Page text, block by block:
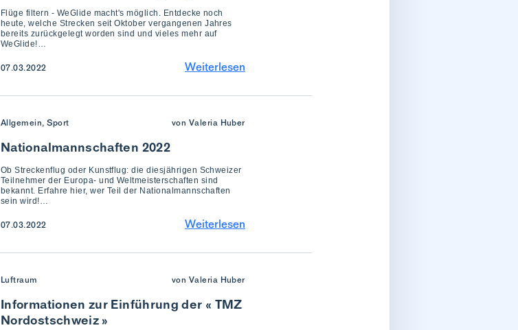
Flüge filtern - WeGlide macht's möglich. Entdecke noch
heute, welche Strecken seit Oktober vergangenen Jahres
bereits zurückgelegt worden sind und vieles mehr auf
WeGlide!…
07.03.2022 Weiterlesen
Allgemein, Sport von Valeria Huber
Nationalmannschaften 2022
Ob Streckenflug oder Kunstflug: die diesjährigen Schweizer
Teilnehmer der Europa- und Weltmeisterschaften sind
bekannt. Erfahre hier, wer Teil der Nationalmannschaften
sein wird!…
07.03.2022 Weiterlesen
Luftraum von Valeria Huber
Informationen zur Einführung der « TMZ
Nordostschweiz »